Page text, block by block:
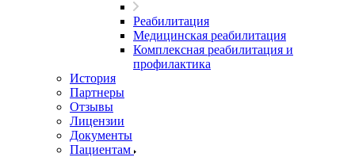
Реабилитация
Медицинская реабилитация
Комплексная реабилитация и
профилактика
История
Партнеры
Отзывы
Лицензии
Документы
Пациентам